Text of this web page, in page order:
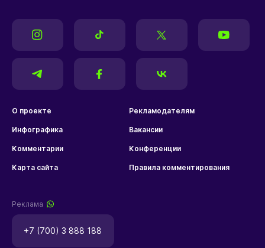
Комментарии
©Depositphotos/operations@newsimages.co.uk
Стало известно о новом усилении